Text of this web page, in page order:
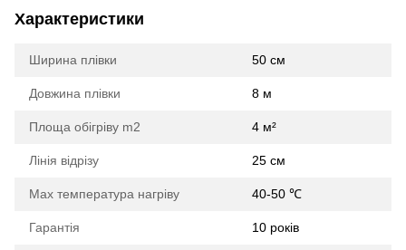
Характеристики
Ширина плівки 50 см
Довжина плівки 8 м
Площа обігріву m2 4 м²
Лінія відрізу 25 см
Max температура нагріву 40-50 ℃
Гарантія 10 років